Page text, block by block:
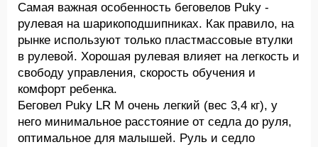
Самая важная особенность беговелов Puky -
рулевая на шарикоподшипниках. Как правило, на
рынке используют только пластмассовые втулки
в рулевой. Хорошая рулевая влияет на легкость и
свободу управления, скорость обучения и
комфорт ребенка.
Беговел Puky LR M очень легкий (вес 3,4 кг), у
него минимальное расстояние от седла до руля,
оптимальное для малышей. Руль и седло